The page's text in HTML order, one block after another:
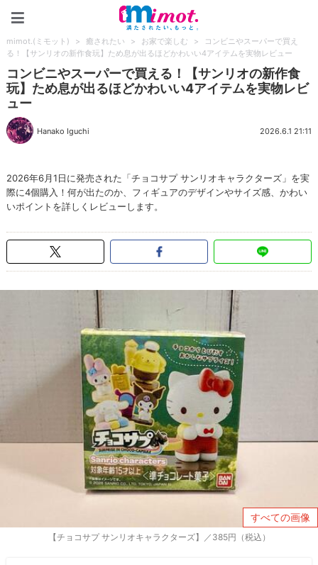
mimot.(ミモット) > 癒されたい > お家で楽しむ >
コンビニやスーパーで買え
る！【サンリオの新作食玩】ため息が出るほどかわいい4アイテムを実物レビュー
コンビニやスーパーで買える！【サンリオの新作食
玩】ため息が出るほどかわいい4アイテムを実物レビ
ュー
Hanako Iguchi 2026.6.1 21:11
2026年6月1日に発売された「チョコサプ サンリオキャラクターズ」を実
際に4個購入！何が出たのか、フィギュアのデザインやサイズ感、かわい
いポイントを詳しくレビューします。
すべての画像
【チョコサプ サンリオキャラクターズ】／385円（税込）